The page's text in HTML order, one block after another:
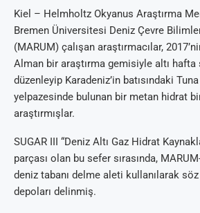
Kiel – Helmholtz Okyanus Araştırma
Bremen Üniversitesi Deniz Çevre
(MARUM) çalışan araştırmacılar,
Alman bir araştırma gemisiyle altı
düzenleyip Karadeniz’in batısındaki
yelpazesinde bulunan bir metan hidrat
araştırmışlar.
SUGAR III “Deniz Altı Gaz Hidrat
parçası olan bu sefer sırasında,
deniz tabanı delme aleti kullanılarak
depoları delinmiş.